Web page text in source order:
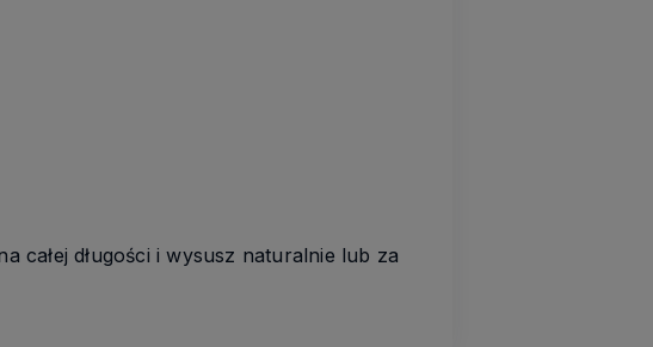
całej długości i wysusz naturalnie lub za